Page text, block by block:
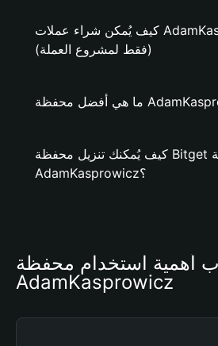
كيف يُمكن شراء عملات AdamKasprowicz؟
(فقط لمشروع العملة)
كيف يُمكنك تنزيل محفظة Bitget وإنشاء محفظة
AdamKasprowicz؟
أهمية استخدام محفظة
AdamKasprowicz